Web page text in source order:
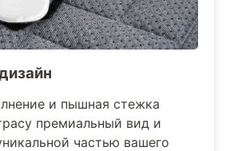
и пышная стежка
премиальный вид и
частью вашего